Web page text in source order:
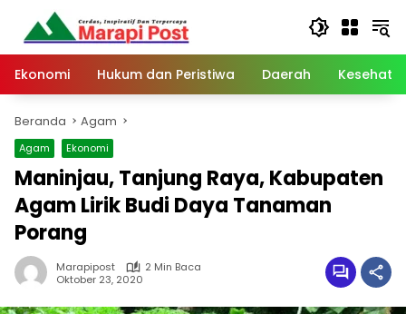
Langsung
konten
Ekonomi
Hukum dan Peristiwa Daerah
Beranda Agam
Agam Ekonomi
Maninjau, Tanjung Raya, Kabupaten
Agam Lirik Budi Daya Tanaman
Porang
Marapipost
2 Min Baca
Oktober 23, 2020